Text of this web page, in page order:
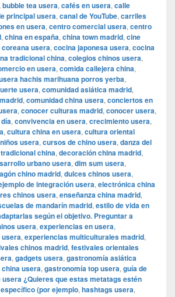
bubble tea usera, cafés en usera, calle
principal usera, canal de YouTube, carriles
en usera, centro comercial usera, centro
, china en españa, china town madrid, cine
usera, cocina japonesa usera, cocina
tradicional china, colegios chinos usera,
en usera, comida callejera china,
hachis marihuana porros yerba,
usera, comunidad asiática madrid,
, comunidad china usera, conciertos en
, conocer culturas madrid, conocer usera,
, convivencia en usera, crecimiento usera,
, cultura china en usera, cultura oriental
usera, cursos de chino usera, danza del
china, decoración china madrid,
urbano usera, dim sum usera,
chino madrid, dulces chinos usera,
de integración usera, electrónica china
chinos usera, enseñanza china madrid,
de mandarín madrid, estilo de vida en
según el objetivo. Preguntar a
usera, experiencias en usera,
, experiencias multiculturales madrid,
chinos madrid, festivales orientales
, gadgets usera, gastronomía asiática
usera, gastronomía top usera, guía de
usera ¿Quieres que estas metatags estén
(por ejemplo, hashtags usera,